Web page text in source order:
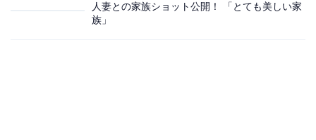
人妻との家族ショット公開！ 「とても美しい家
族」